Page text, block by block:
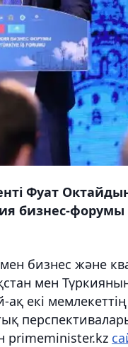
Фуат
бизнес-форумы
бизнес және
мен
екі
primeminister.kz